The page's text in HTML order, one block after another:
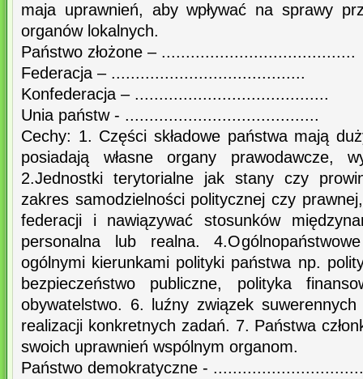
maja uprawnień, aby wpływać na sprawy
organów lokalnych.
Państwo złożone – ........................................
Federacja – ........................................
Konfederacja – ........................................
Unia państw - ........................................
Cechy: 1. Części składowe państwa mają
posiadają własne organy prawodawcze,
2.Jednostki terytorialne jak stany czy
zakres samodzielności politycznej czy
federacji i nawiązywać stosunków
personalna lub realna.
ogólnymi kierunkami polityki państwa np.
bezpieczeństwo publiczne, polityka
obywatelstwo. 6. luźny związek
realizacji konkretnych zadań. 7. Państwa
swoich uprawnień wspólnym organom.
Państwo demokratyczne -